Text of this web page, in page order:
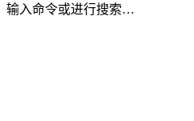
输入命令或进行搜索…